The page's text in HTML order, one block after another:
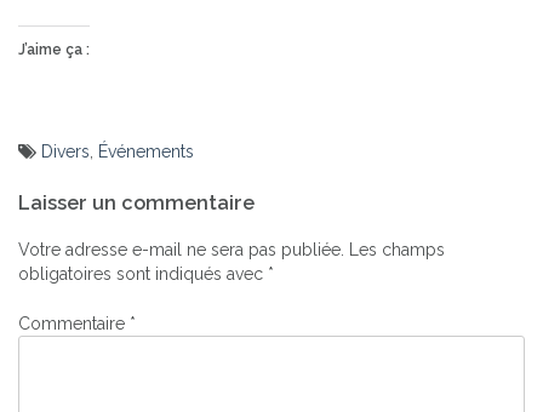
J’aime ça :
Divers, Événements
de
l’article
Laisser un commentaire
Votre adresse e-mail ne sera pas publiée. Les champs
obligatoires sont indiqués avec *
Commentaire *